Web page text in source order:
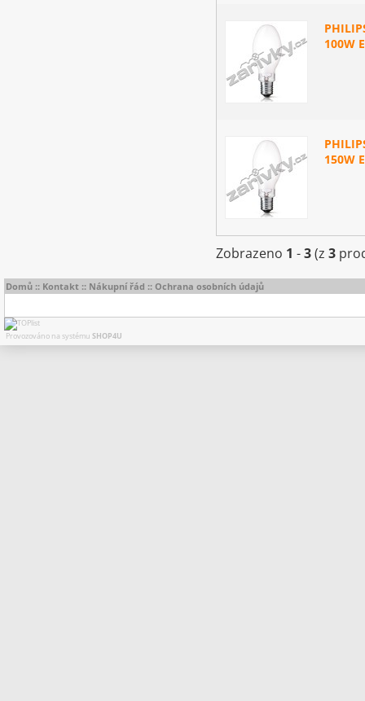
100W
150W
Zobrazeno 1 -3(z 3
Domů :: Kontakt :: Nákupní řád :: Ochrana osobních údajů
Provozováno na systému SHOP4U